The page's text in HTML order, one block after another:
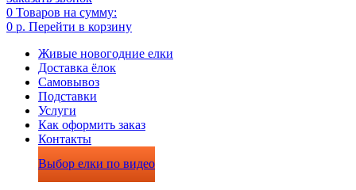
0 Товаров на сумму:
0 р. Перейти в корзину
Живые новогодние елки
Доставка ёлок
Самовывоз
Подставки
Услуги
Как оформить заказ
Контакты
Выбор елки по видео